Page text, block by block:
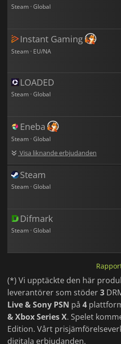
Steam · Global
Instant Gaming
Steam · EU/NA
LOADED
Steam · Global
Eneba
Steam · Global
Visa liknande erbjudanden
Steam
Steam · Global
Difmark
Steam · Global
(*) Vi upptäckte den här
leverantörer som stöder3
Live & Sony PSN på 4
& Xbox Series X. Spelet
Edition. Vårt
digitala erbjudanden.